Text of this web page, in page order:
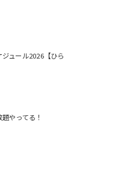
ュール2026【ひら
やってる！